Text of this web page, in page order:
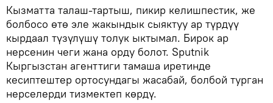
Кызматта талаш-тартыш, пикир келишпестик, же
болбосо өтө эле жакындык сыяктуу ар түрдүү
кырдаал түзүлүшү толук ыктымал. Бирок ар
нерсенин чеги жана орду болот. Sputnik
Кыргызстан агенттиги тамаша иретинде
кесиптештер ортосундагы жасабай, болбой турган
нерселерди тизмектеп көрдү.